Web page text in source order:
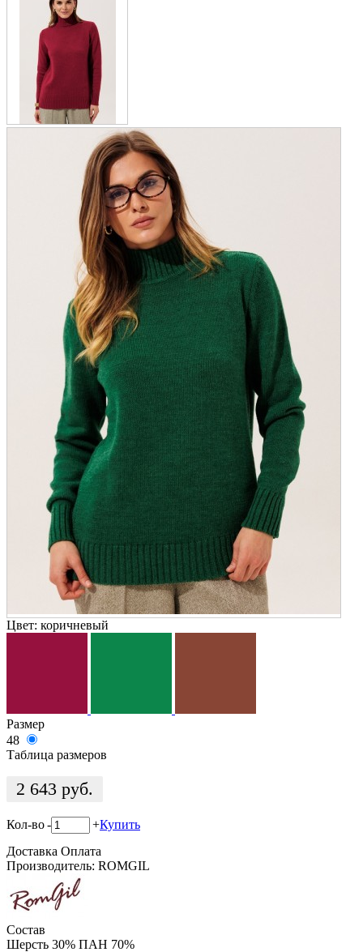
Цвет: коричневый
Размер
48
Таблица размеров
2 643 руб.
Кол-во- +Купить
Доставка Оплата
Производитель: ROMGIL
Состав
Шерсть 30% ПАН 70%